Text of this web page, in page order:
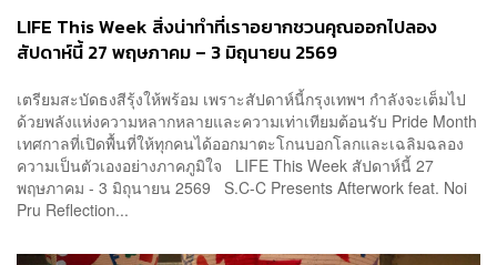
LIFE This Week สิ่งน่าทำที่เราอยากชวนคุณออกไปลอง
สัปดาห์นี้ 27 พฤษภาคม – 3 มิถุนายน 2569
เตรียมสะบัดธงสีรุ้งให้พร้อม เพราะสัปดาห์นี้กรุงเทพฯ กำลังจะเต็มไป
ด้วยพลังแห่งความหลากหลายและความเท่าเทียมต้อนรับ Pride Month
เทศกาลที่เปิดพื้นที่ให้ทุกคนได้ออกมาตะโกนบอกโลกและเฉลิมฉลอง
ความเป็นตัวเองอย่างภาคภูมิใจ LIFE This Week สัปดาห์นี้ 27
พฤษภาคม - 3 มิถุนายน 2569 S.C-C Presents Afterwork feat. Noi
Pru Reflection...